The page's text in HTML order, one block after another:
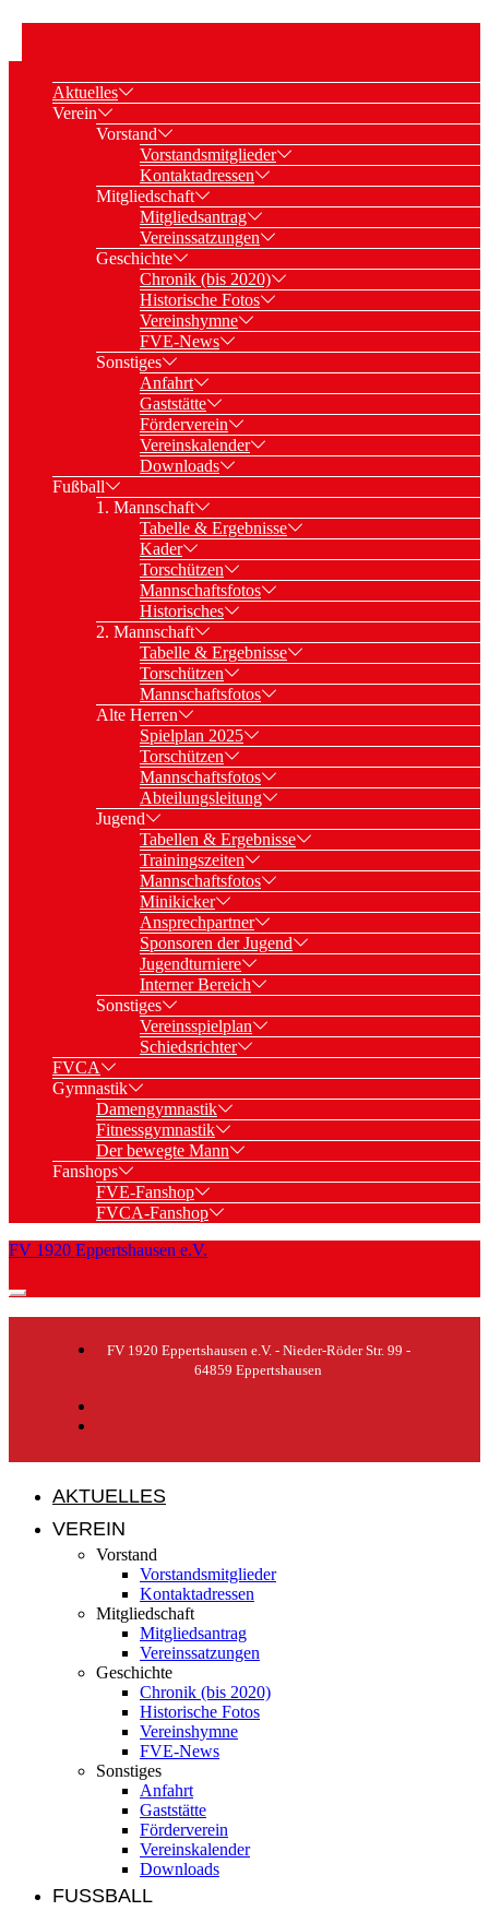
Aktuelles
Verein
Vorstand
Vorstandsmitglieder
Kontaktadressen
Mitgliedschaft
Mitgliedsantrag
Vereinssatzungen
Geschichte
Chronik (bis 2020)
Historische Fotos
Vereinshymne
FVE-News
Sonstiges
Anfahrt
Gaststätte
Förderverein
Vereinskalender
Downloads
Fußball
1. Mannschaft
Tabelle & Ergebnisse
Kader
Torschützen
Mannschaftsfotos
Historisches
2. Mannschaft
Tabelle & Ergebnisse
Torschützen
Mannschaftsfotos
Alte Herren
Spielplan 2025
Torschützen
Mannschaftsfotos
Abteilungsleitung
Jugend
Tabellen & Ergebnisse
Trainingszeiten
Mannschaftsfotos
Minikicker
Ansprechpartner
Sponsoren der Jugend
Jugendturniere
Interner Bereich
Sonstiges
Vereinsspielplan
Schiedsrichter
FVCA
Gymnastik
Damengymnastik
Fitnessgymnastik
Der bewegte Mann
Fanshops
FVE-Fanshop
FVCA-Fanshop
FV 1920 Eppertshausen e.V.
FV 1920 Eppertshausen e.V. - Nieder-Röder Str. 99 -
64859 Eppertshausen
AKTUELLES
VEREIN
Vorstand
Vorstandsmitglieder
Kontaktadressen
Mitgliedschaft
Mitgliedsantrag
Vereinssatzungen
Geschichte
Chronik (bis 2020)
Historische Fotos
Vereinshymne
FVE-News
Sonstiges
Anfahrt
Gaststätte
Förderverein
Vereinskalender
Downloads
FUSSBALL